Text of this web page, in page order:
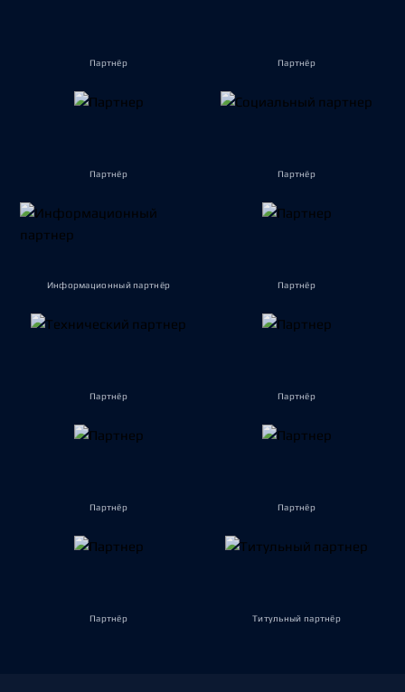
Партнёр Партнёр
Партнёр Партнёр
Информационный партнёр Партнёр
Партнёр Партнёр
Партнёр Партнёр
Партнёр Титульный партнёр